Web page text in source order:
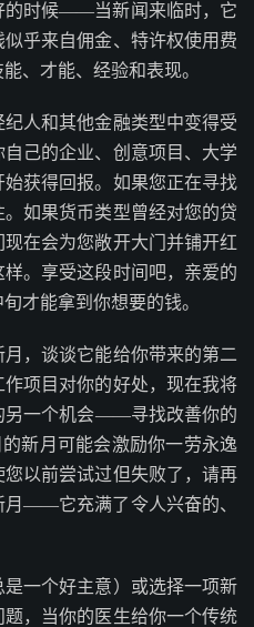
的时候——当新闻来临时，它
乎来自佣金、特许权使用费
、才能、经验和表现。
人和其他金融类型中变得受
己的企业、创意项目、大学
获得回报。如果您正在寻找
如果货币类型曾经对您的贷
在会为您敞开大门并铺开红
。享受这段时间吧，亲爱的
才能拿到你想要的钱。
，谈谈它能给你带来的第二
项目对你的好处，现在我将
另一个机会——寻找改善你的
新月可能会激励你一劳永逸
以前尝试过但失败了，请再
月——它充满了令人兴奋的、
一个好主意）或选择一项新
，当你的医生给你一个传统